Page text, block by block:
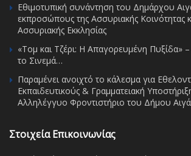
Εθιμοτυπική συνάντηση του Δημάρχου
εκπροσώπους της Ασσυριακής Κοινότητας
Ασσυριακής Εκκλησίας
«Τομ και Τζέρι: Η Απαγορευμένη Πυξίδα»
το Σινεμά…
Παραμένει ανοιχτό το κάλεσμα για
Εκπαιδευτικούς & Γραμματειακή
Αλληλέγγυο Φροντιστήριο του Δήμου
Στοιχεία Επικοινωνίας